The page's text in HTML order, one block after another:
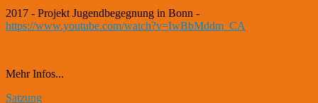
2017 - Projekt Jugendbegegnung in Bonn -
https://www.youtube.com/watch?v=IwBbMddm_CA
Mehr Infos...
Satzung